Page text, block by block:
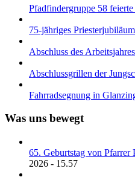
Pfadfindergruppe 58
75-jähriges
Abschluss des
Abschlussgrillen der
Fahrradsegnung in
Was uns bewegt
65. Geburtstag von Pfarrer
2026 - 15.57